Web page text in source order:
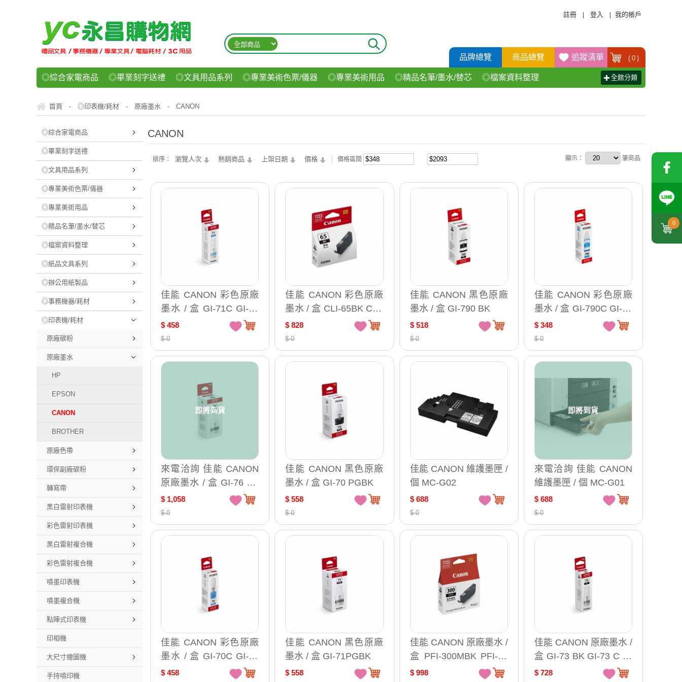
0
註冊 登入 我的帳戶
品牌總覽 商品總覽 追蹤清單 ( 0 )
◎綜合家電商品 ◎畢業刻字送禮 ◎文具用品系列 ◎專業美術色票/儀器 ◎專業美術用品 ◎精品名筆/墨水/替芯 ◎檔案資料整理
◎運動/休閒/樂器 ◎客製化禮贈品 ◎食品/零食/飲料
全館分類
首頁 - ◎印表機/耗材 - 原廠墨水 - CANON
◎綜合家電商品
◎畢業刻字送禮
◎文具用品系列
◎專業美術色票/儀器
◎專業美術用品
◎精品名筆/墨水/替芯
◎檔案資料整理
◎紙品文具系列
◎辦公用紙製品
◎事務機器/耗材
◎印表機/耗材
原廠碳粉
原廠墨水
HP
EPSON
CANON
BROTHER
原廠色帶
環保副廠碳粉
轉寫帶
黑白雷射印表機
彩色雷射印表機
黑白雷射複合機
彩色雷射複合機
噴墨印表機
噴墨複合機
點陣式印表機
印相機
大尺寸繪圖機
手持噴印機
CANON
排序： 瀏覽人次 熱銷商品 上架日期 價格 價格區間 顯示： 筆商品
佳能 CANON 彩色原廠
墨水 / 盒 GI-71C GI-71
M GI-71Y
$ 458
$ 0
佳能 CANON 彩色原廠
墨水 / 盒 CLI-65BK CLI-
65C CLI-65M CLI-65Y
CLI-65PC CLI-65PM CL
I-65GY CLI-65LGY
$ 828
$ 0
佳能 CANON 黑色原廠
墨水 / 盒 GI-790 BK
$ 518
$ 0
佳能 CANON 彩色原廠
墨水 / 盒 GI-790C GI-79
0M GI-790Y
$ 348
$ 0
即將到貨
來電洽詢 佳能 CANON
原廠墨水 / 盒 GI-76 BK
GI-76 C GI-76 M GI-76
Y
$ 1,058
$ 0
佳能 CANON 黑色原廠
墨水 / 盒 GI-70 PGBK
$ 558
$ 0
佳能 CANON 維護墨匣 /
個 MC-G02
$ 688
$ 0
即將到貨
來電洽詢 佳能 CANON
維護墨匣 / 個 MC-G01
$ 688
$ 0
佳能 CANON 彩色原廠
墨水 / 盒 GI-70C GI-70
M GI-70Y
$ 458
佳能 CANON 黑色原廠
墨水 / 盒 GI-71PGBK
$ 558
佳能 CANON 原廠墨水 /
盒 PFI-300MBK PFI-30
0PBK PFI-300C PFI-30
$ 998
佳能 CANON 原廠墨水 /
盒 GI-73 BK GI-73 C GI
-73 M GI-73 Y GI-73 R
$ 728